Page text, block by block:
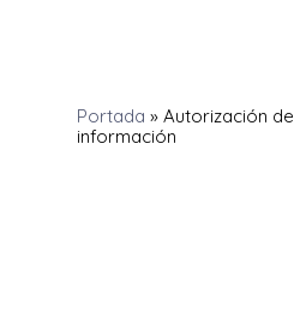
Portada » Autorización
información